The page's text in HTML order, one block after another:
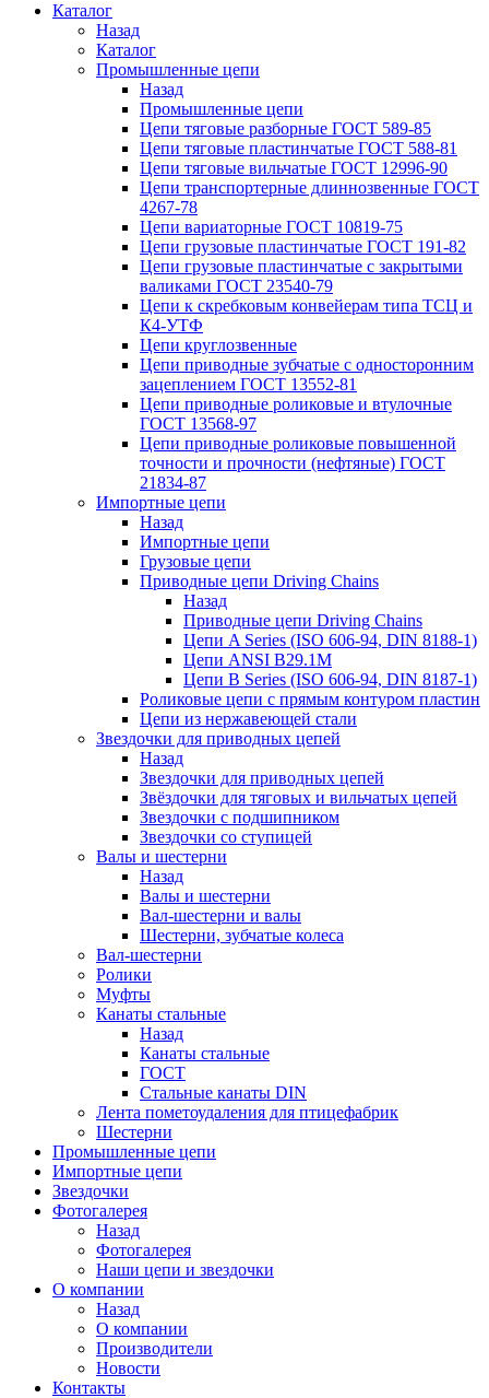
Каталог
Назад
Каталог
Промышленные цепи
Назад
Промышленные цепи
Цепи тяговые разборные ГОСТ 589-85
Цепи тяговые пластинчатые ГОСТ 588-81
Цепи тяговые вильчатые ГОСТ 12996-90
Цепи транспортерные длиннозвенные ГОСТ
4267-78
Цепи вариаторные ГОСТ 10819-75
Цепи грузовые пластинчатые ГОСТ 191-82
Цепи грузовые пластинчатые с закрытыми
валиками ГОСТ 23540-79
Цепи к скребковым конвейерам типа ТСЦ и
К4-УТФ
Цепи круглозвенные
Цепи приводные зубчатые с односторонним
зацеплением ГОСТ 13552-81
Цепи приводные роликовые и втулочные
ГОСТ 13568-97
Цепи приводные роликовые повышенной
точности и прочности (нефтяные) ГОСТ
21834-87
Импортные цепи
Назад
Импортные цепи
Грузовые цепи
Приводные цепи Driving Chains
Назад
Приводные цепи Driving Chains
Цепи A Series (ISO 606-94, DIN 8188-1)
Цепи ANSI B29.1M
Цепи B Series (ISO 606-94, DIN 8187-1)
Роликовые цепи с прямым контуром пластин
Цепи из нержавеющей стали
Звездочки для приводных цепей
Назад
Звездочки для приводных цепей
Звёздочки для тяговых и вильчатых цепей
Звездочки с подшипником
Звездочки со ступицей
Валы и шестерни
Назад
Валы и шестерни
Вал-шестерни и валы
Шестерни, зубчатые колеса
Вал-шестерни
Ролики
Муфты
Канаты стальные
Назад
Канаты стальные
ГОСТ
Стальные канаты DIN
Лента пометоудаления для птицефабрик
Шестерни
Промышленные цепи
Импортные цепи
Звездочки
Фотогалерея
Назад
Фотогалерея
Наши цепи и звездочки
О компании
Назад
О компании
Производители
Новости
Контакты